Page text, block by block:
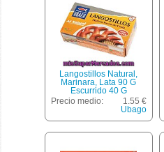
Langostillos Natural,
Marinara, Lata 90 G
Escurrido 40 G
Precio medio:
1.55 €
Ubago